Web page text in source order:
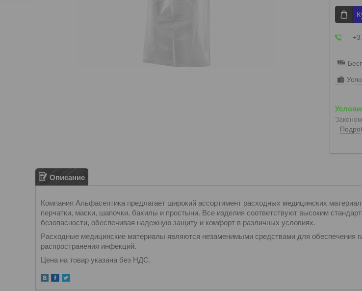
Описание
Компания Альфасептика предлагает широкий ассортимент расходных медицинских
перчатки, маски, шапочки, бахилы и простыни. Все изделия соответствуют высоким
безопасности, обеспечивая надежную защиту и комфорт в различных условиях.
Расходные медицинские материалы являются незаменимыми средствами для обеспечения
распространения инфекций.
Цена на товар указана без НДС.